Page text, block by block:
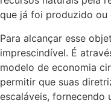
que já foi produzido ou
Para alcançar esse
imprescindível. É
modelo de economia
permitir que suas
escaláveis, fornecendo